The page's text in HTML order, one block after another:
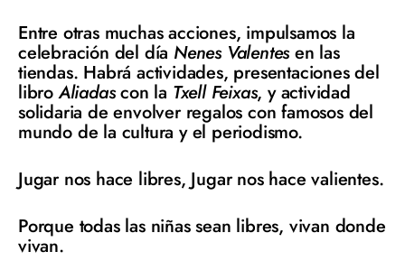
Entre otras muchas acciones, impulsamos la
celebración del día Nenes Valentesen las
tiendas. Habrá actividades, presentaciones del
libroAliadascon la Txell Feixas, y actividad
solidaria de envolver regalos con famosos del
mundo de la cultura y el periodismo.
Jugar nos hace libres, Jugar nos hace valientes.
Porque todas las niñas sean libres, vivan donde
vivan.